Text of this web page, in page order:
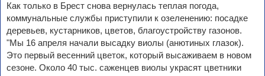
Как только в Брест снова вернулась теплая погода,
коммунальные службы приступили к озеленению: посадке
деревьев, кустарников, цветов, благоустройству газонов.
"Мы 16 апреля начали высадку виолы (анютиных глазок).
Это первый весенний цветок, который высаживаем в новом
сезоне. Около 40 тыс. саженцев виолы украсят цветники